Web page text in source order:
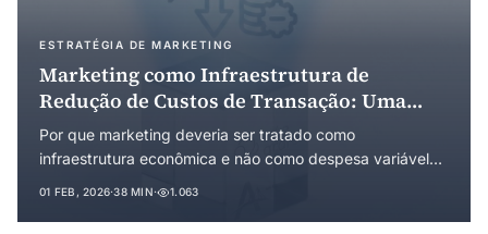
ESTRATÉGIA DE MARKETING
Marketing como Infraestrutura de
Redução de Custos de Transação: Uma
Abordagem pela Economia Institucional
Por que marketing deveria ser tratado como
infraestrutura econômica e não como despesa variável?
01 FEB, 2026·38 MIN· 1.063